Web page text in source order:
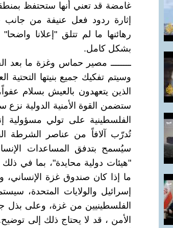
غامضة قد تعني أنها ستحتفظ
إثارة ردود فعل عنيفة من
رهائنها ما لم تتلق "إعلانا
بشكل كامل.
ــــــــ مصير حماس وغزة ما
وسيتم تفكيك جميع بنيتها
الذين يتعهدون بالعيش بسلام
ستضمن القوة الأمنية الدولية
الفلسطينية على تولي مسؤولية
تُدرّب آلافاً من عناصر الشرطة
سيُسمح بتدفق المساعدات
"هيئات دولية محايدة"، بما في ذلك
ما إذا كان صندوق غزة الإنساني،
إسرائيل والولايات المتحدة،
الفلسطينيين من غزة، وعلى بذل
الأمن ، قد لا يحتاج ذلك إلى